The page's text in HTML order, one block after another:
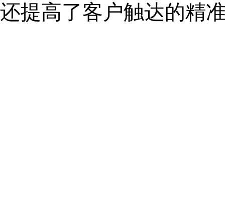
还提高了客户触达的精